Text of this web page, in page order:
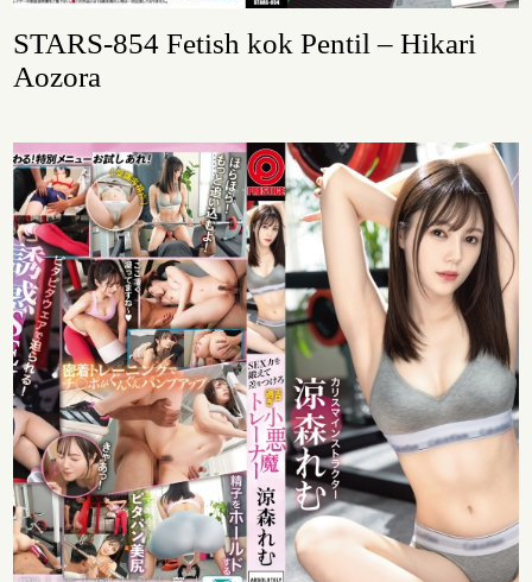
STARS-854 Fetish kok Pentil – Hikari
Aozora